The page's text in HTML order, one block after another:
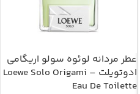
عطر مردانه لوئوه سولو اریگامی
ادوتویلت – Loewe Solo Origami
Eau De Toilette